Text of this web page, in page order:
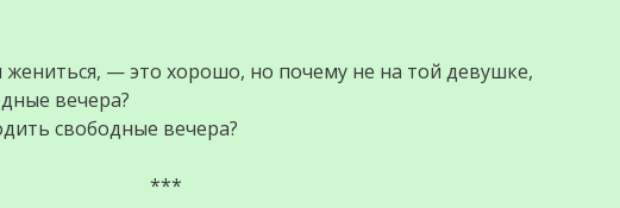
— это хорошо, но почему не на той девушке,
вечера?
свободные вечера?
***